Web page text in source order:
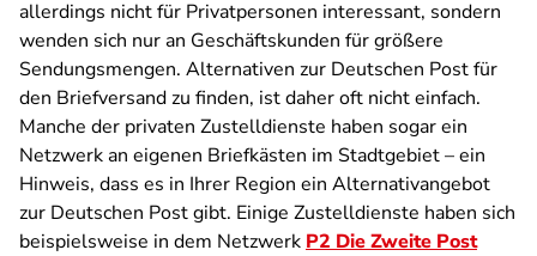
allerdings nicht für Privatpersonen interessant, sondern
wenden sich nur an Geschäftskunden für größere
Sendungsmengen. Alternativen zur Deutschen Post für
den Briefversand zu finden, ist daher oft nicht einfach.
Manche der privaten Zustelldienste haben sogar ein
Netzwerk an eigenen Briefkästen im Stadtgebiet – ein
Hinweis, dass es in Ihrer Region ein Alternativangebot
zur Deutschen Post gibt. Einige Zustelldienste haben sich
beispielsweise in dem Netzwerk P2 Die Zweite Post